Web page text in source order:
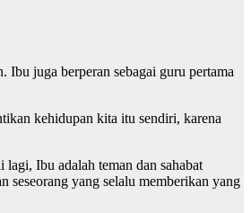
Ibu juga berperan sebagai guru pertama
kehidupan kita itu sendiri, karena
Ibu adalah teman dan sahabat
seseorang yang selalu memberikan yang